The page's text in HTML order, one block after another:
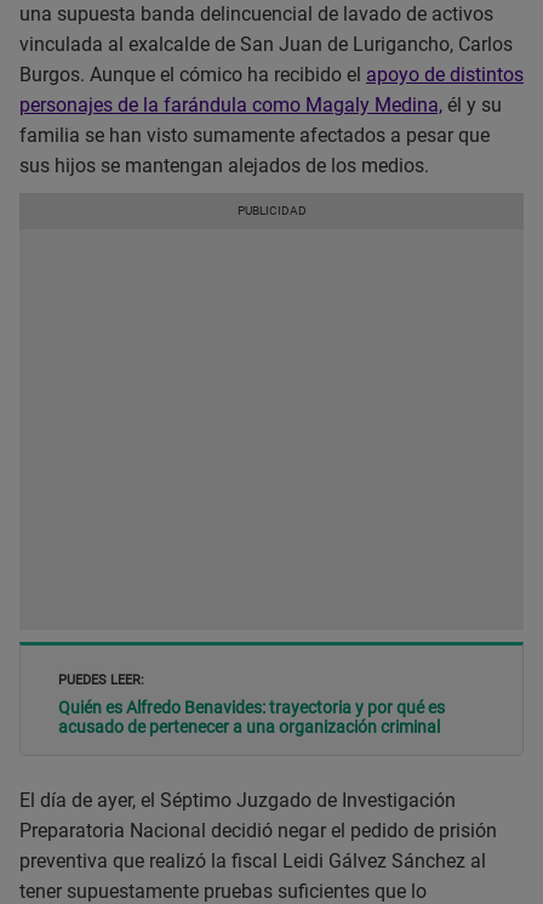
una supuesta banda delincuencial de lavado de activos
vinculada al exalcalde de San Juan de Lurigancho, Carlos
Burgos. Aunque el cómico ha recibido el apoyo de distintos
personajes de la farándula como Magaly Medina, él y su
familia se han visto sumamente afectados a pesar que
sus hijos se mantengan alejados de los medios.
PUEDES LEER:
Quién es Alfredo Benavides: trayectoria y por qué es
acusado de pertenecer a una organización criminal
El día de ayer, el Séptimo Juzgado de Investigación
Preparatoria Nacional decidió negar el pedido de prisión
preventiva que realizó la fiscal Leidi Gálvez Sánchez al
tener supuestamente pruebas suficientes que lo